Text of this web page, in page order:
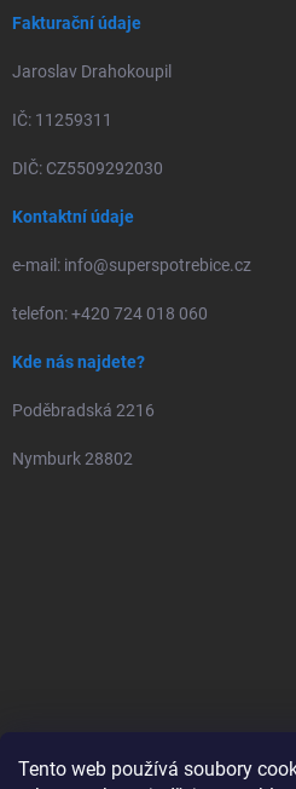
Tento web používá soubory
Fakturační údaje
Jaroslav Drahokoupil
IČ: 11259311
DIČ: CZ5509292030
Kontaktní údaje
e-mail: info@superspotrebice.cz
telefon: +420 724 018 060
Kde nás najdete?
Poděbradská 2216
Nymburk 28802